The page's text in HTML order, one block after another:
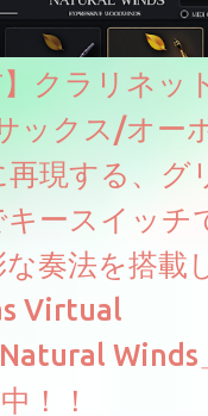
】クラリネッ
ックス/オー
再現する、グ
ースイッチ
奏法を搭載
Virtual
Winds
！！